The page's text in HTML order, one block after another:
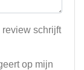
schrijft
op mijn